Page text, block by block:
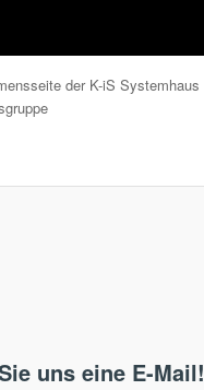
der K-iS Systemhaus
uns eine E-Mail!